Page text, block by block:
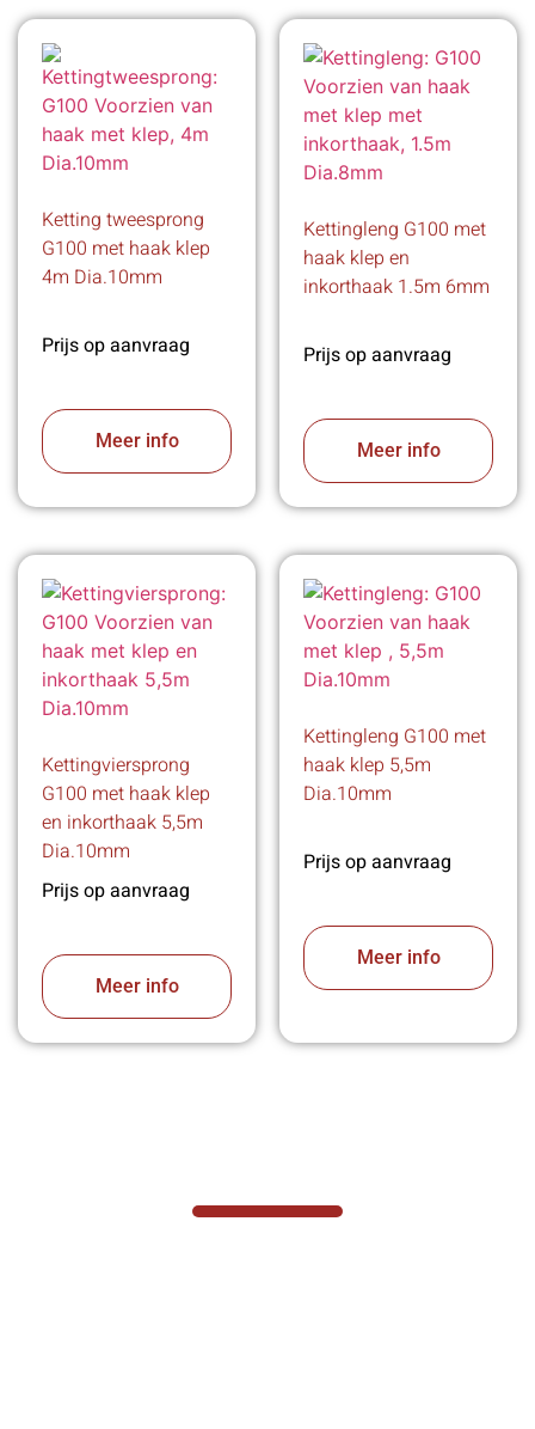
Ketting tweesprong
G100 met haak klep
4m Dia.10mm
Prijs op aanvraag
Meer info
Kettingleng G100 met
haak klep en
inkorthaak 1.5m 6mm
Prijs op aanvraag
Meer info
Kettingviersprong
G100 met haak klep
en inkorthaak 5,5m
Dia.10mm
Prijs op aanvraag
Meer info
Kettingleng G100 met
haak klep 5,5m
Dia.10mm
Prijs op aanvraag
Meer info